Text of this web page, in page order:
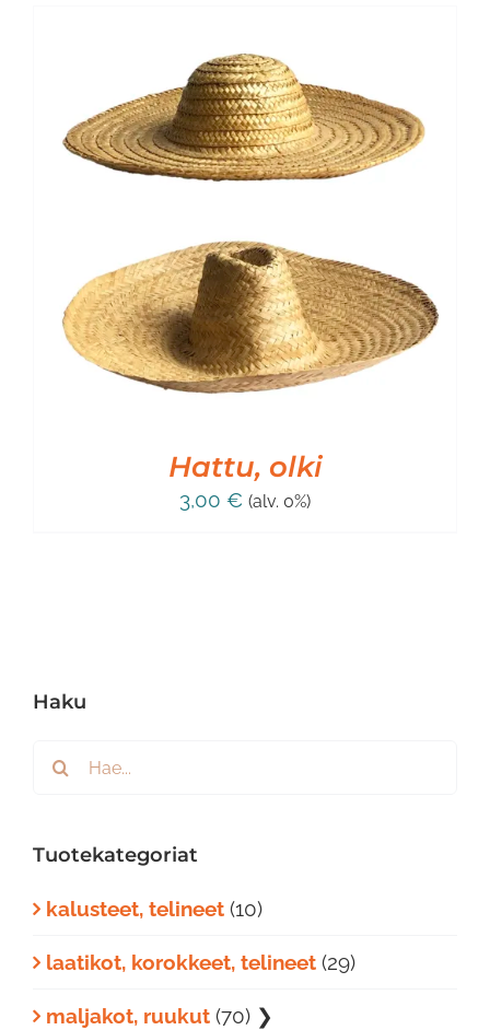
Hattu, olki
3,00 € (alv. 0%)
Haku
Etsi
Tuotekategoriat
kalusteet, telineet (10)
laatikot, korokkeet, telineet (29)
maljakot, ruukut (70) ❯